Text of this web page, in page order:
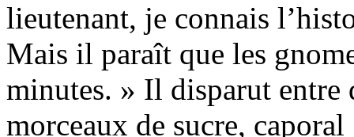
lieutenant, je connais
Mais il paraît que les
minutes. » Il disparut entre
morceaux de sucre,